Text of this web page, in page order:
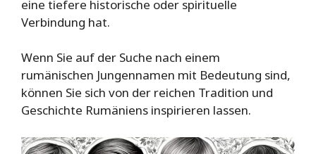
eine tiefere historische oder spirituelle
Verbindung hat.
Wenn Sie auf der Suche nach einem
rumänischen Jungennamen mit Bedeutung sind,
können Sie sich von der reichen Tradition und
Geschichte Rumäniens inspirieren lassen.